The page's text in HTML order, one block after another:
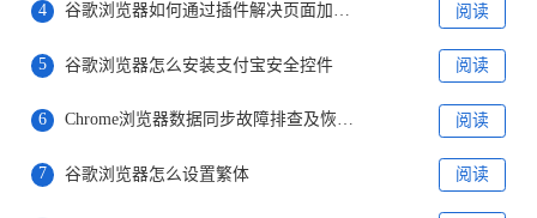
4 谷歌浏览器如何通过插件解决页面加载缓慢问题 阅读
5 谷歌浏览器怎么安装支付宝安全控件 阅读
6 Chrome浏览器数据同步故障排查及恢复方法详解 阅读
7 谷歌浏览器怎么设置繁体 阅读